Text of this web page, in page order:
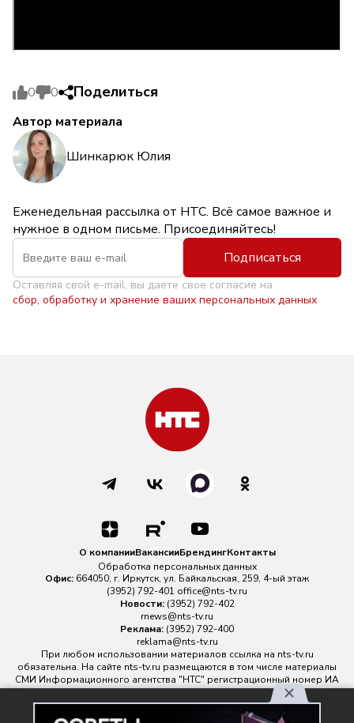
0 0 Поделиться
Автор материала
Шинкарюк Юлия
Еженедельная рассылка от НТС. Всё самое важное и
нужное в одном письме. Присоединяйтесь!
Подписаться
Оставляя свой e-mail, вы даете свое согласие на
сбор, обработку и хранение ваших персональных данных
О компанииВакансииБрендингКонтакты
Обработка персональных данных
Офис: 664050, г. Иркутск, ул. Байкальская, 259, 4-ый этаж
(3952) 792-401 office@nts-tv.ru
Новости: (3952) 792-402
rnews@nts-tv.ru
Реклама: (3952) 792-400
reklama@nts-tv.ru
При любом использовании материалов ссылка на nts-tv.ru
обязательна. На сайте nts-tv.ru размещаются в том числе материалы
СМИ Информационного агентства "НТС" регистрационный номер ИА
№ ФС 77 - 88763 зарегистрировано Федеральной службой по
надзору в сфере связи, информационных технологий и массовых